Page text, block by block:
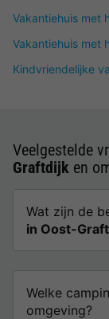
Vakantiehuis met
Vakantiehuis met
Kindvriendelijke
Veelgestelde
Graftdijk en
Wat zijn de
in Oost-
Welke
omgeving?